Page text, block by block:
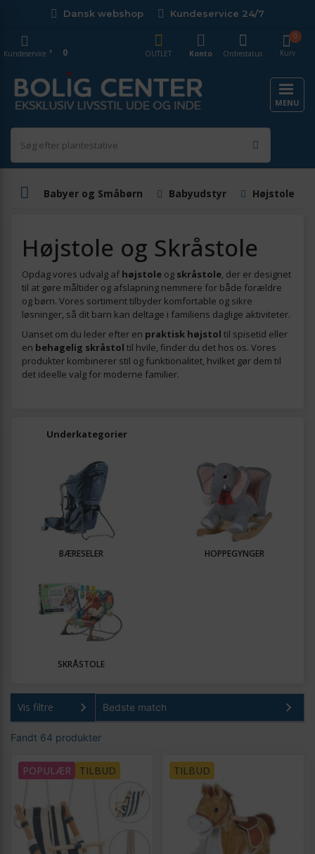
Dansk webshop Kundeservice 24/7
Kurv
0
OUTLET
Konto Ordrestatus
Kundeservice 0
MENU
Babyer og Småbørn Babyudstyr Højstole og
Højstole og Skråstole
Opdag vores udvalg af højstole og skråstole, der er designet
til at gøre måltider og afslapning nemmere for både forældre
og børn. Vores sortiment tilbyder komfortable og sikre
løsninger, så dit barn kan deltage i familiens daglige aktiviteter.
Uanset om du leder efter en praktisk højstol til spisetid eller
en behagelig skråstol til hvile, finder du det hos os. Vores
produkter kombinerer stil og funktionalitet, hvilket gør dem til
det ideelle valg for moderne familier.
Underkategorier
BÆRESELER HOPPEGYNGER
SKRÅSTOLE
Vis filtre
Fandt 64 produkter
POPULÆR TILBUD TILBUD